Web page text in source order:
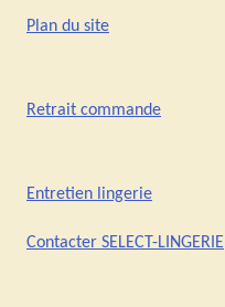
Plan du site
Retrait commande
Entretien lingerie
Contacter SELECT-LINGERIE